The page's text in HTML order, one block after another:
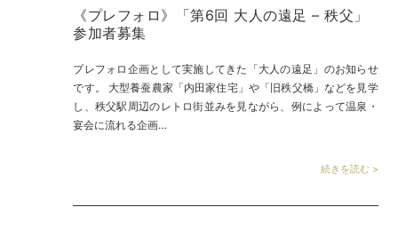
《プレフォロ》「第6回 大人の遠足 – 秩父」
参加者募集
プレフォロ企画として実施してきた「大人の遠足」のお知らせ
です。 大型養蚕農家「内田家住宅」や「旧秩父橋」などを見学
し、秩父駅周辺のレトロ街並みを見ながら、例によって温泉・
宴会に流れる企画…
続きを読む >